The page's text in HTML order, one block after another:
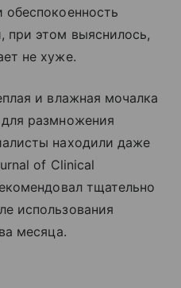
при этом выяснилось,
не хуже.
и влажная мочалка
размножения
находили даже
of Clinical
тщательно
использования
месяца.